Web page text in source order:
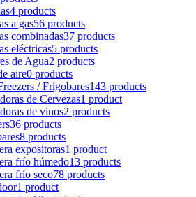
4 products
a gas56 products
combinadas37 products
eléctricas5 products
de Agua2 products
aire0 products
/ Frigobares143 products
de Cervezas1 product
de vinos2 products
36 products
8 products
expositoras1 product
frío húmedo13 products
frío seco78 products
1 product